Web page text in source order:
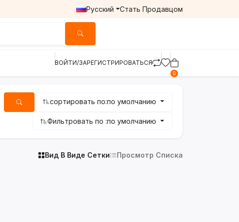
Русский Стать Продавцом
ВОЙТИ/ЗАРЕГИСТРИРОВАТЬСЯ
0
сортировать по:по умолчанию
Фильтровать по :по умолчанию
Вид В Виде Сетки Просмотр Списка